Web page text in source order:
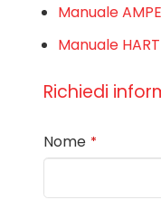
Manuale
Manuale
Richiedi
Nome *